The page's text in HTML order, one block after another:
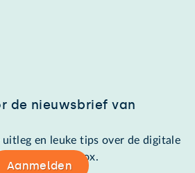
de nieuwsbrief van
uitleg en leuke tips over de digitale
in de mailbox.
Aanmelden